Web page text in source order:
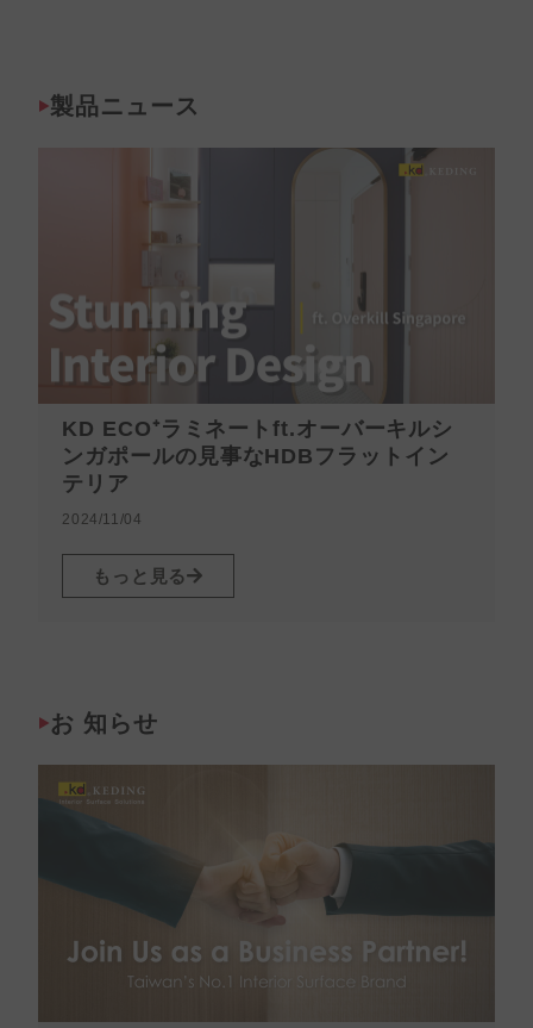
製品ニュース
KD ECO⁺ラミネートft.オーバーキルシ
ンガポールの見事なHDBフラットイン
テリア
2024/11/04
もっと見る
お 知らせ